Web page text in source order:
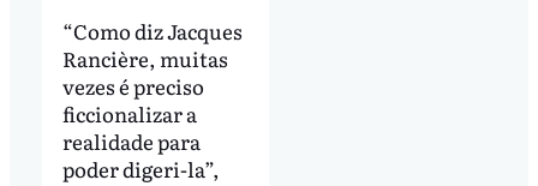
“Como diz Jacques
Rancière, muitas
vezes é preciso
ficcionalizar a
realidade para
poder digeri-la”,